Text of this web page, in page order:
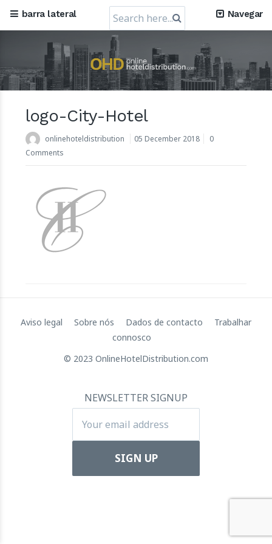
Mews, a empresa de software de hotelaria em nuvem
sediada em Praga, obtém uma avaliação de 1,2 mil
milhões de dólares
Aumento de capital de 72 milhões de dólares da
RateGain: Um salto estratégico para o domínio global
barra lateral
Search
for:
Navegar
logo-City-Hotel
onlinehoteldistribution 05 December 2018
0
Comments
Aviso legal Sobre nós Dados de contacto
Trabalhar
connosco
© 2023 OnlineHotelDistribution.com
NEWSLETTER SIGNUP